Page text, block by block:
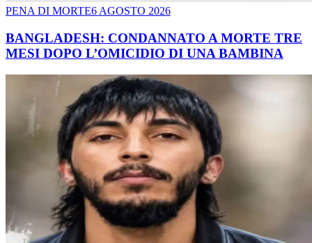
PENA DI MORTE6 AGOSTO 2026
BANGLADESH: CONDANNATO A MORTE TRE
MESI DOPO L’OMICIDIO DI UNA BAMBINA